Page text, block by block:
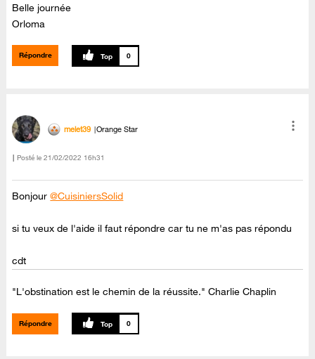
Belle journée
Orloma
Répondre 0
melet39 Orange Star
Posté le ‎21/02/2022 16h31
Bonjour@CuisiniersSolid
si tu veux de l'aide il faut répondre car tu ne m'as pas répondu
cdt
"L'obstination est le chemin de la réussite." Charlie Chaplin
Répondre 0